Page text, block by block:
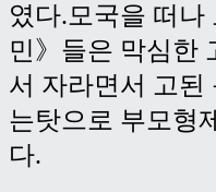
였다.모국을 떠
민》들은 막심한
서 자라면서 고된
는탓으로 부모형
다.